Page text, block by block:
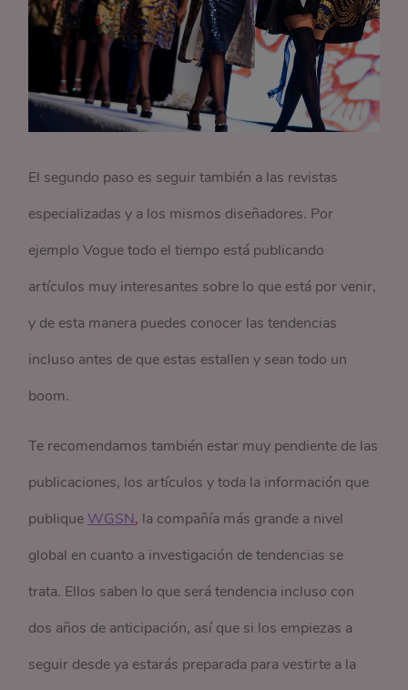
El segundo paso es seguir también a las revistas
especializadas y a los mismos diseñadores. Por
ejemplo Vogue todo el tiempo está publicando
artículos muy interesantes sobre lo que está por venir,
y de esta manera puedes conocer las tendencias
incluso antes de que estas estallen y sean todo un
boom.
Te recomendamos también estar muy pendiente de las
publicaciones, los artículos y toda la información que
publique WGSN, la compañía más grande a nivel
global en cuanto a investigación de tendencias se
trata. Ellos saben lo que será tendencia incluso con
dos años de anticipación, así que si los empiezas a
seguir desde ya estarás preparada para vestirte a la